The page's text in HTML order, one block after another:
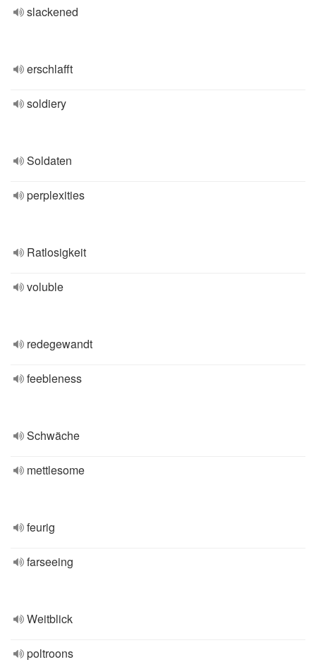
slackened
erschlafft
soldiery
Soldaten
perplexities
Ratlosigkeit
voluble
redegewandt
feebleness
Schwäche
mettlesome
feurig
farseeing
Weitblick
poltroons